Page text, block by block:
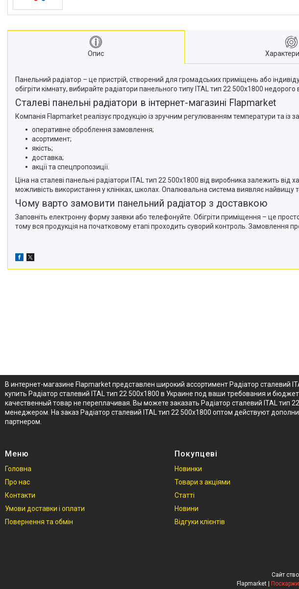
Опис
Панельний радіатор – це пристрій, створений для громадських приміщень або
обігріти кімнату, вибирайте радіатори панельного типу ITAL тип 22 500x1800
Сталеві панельні радіатори в інтернет-магазині Flapmarket
Компанія Flapmarket реалізує продукцію із зручним регулюванням температури та із
оперативне оброблення замовлення;
асортимент;
якість;
доставка;
акції та спецпропозиції.
Ціна на сталеві панельні радіатори ITAL тип 22 500x1800 від виробника залежить від
можливість використання у клініках, школах. Опалювальна система виявляє найвищу
Чому варто замовити панельний радіатор з доставкою
Заповніть електронну форму заявки або телефонуйте. Обігріти приміщення – це
тому вся продукція на початковому етапі проходить суворий контроль. Замовлення
В интернет-магазине Flapmarket представлен широкий ассортимент Радіатор
купить Радіатор сталевий ITAL тип 22 500x1800 в Украине под ваши требования и
качественный товар не переплачивая. Вы можете заказать Радіатор сталевий ITAL тип
менеджером. На заказ Радіатор сталевий ITAL тип 22 500x1800 оптом действуют
партнером.
Меню
Головна
Про нас
Контакти
Умови доставки і оплати
Повернення та обмін
Покупцеві
Новинки
Товари з акціями
Статті
Новини
Відгуки клієнтів
Сайт